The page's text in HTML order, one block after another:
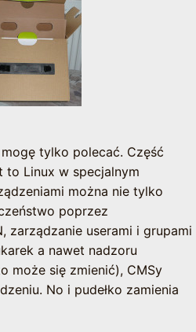
tylko polecać. Część
to Linux w specjalnym
można nie tylko
poprzez
zarządzanie userami i grupami
a nawet nadzoru
może się zmienić), CMSy
No i pudełko zamienia